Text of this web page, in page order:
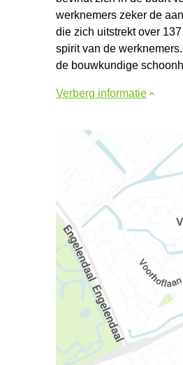
werknemers zeker de
die zich uitstrekt over
spirit van de
de bouwkundige
Verberg informatie